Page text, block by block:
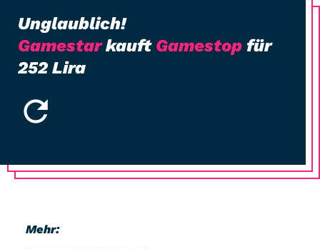
Unglaublich!
Gamestar kauft Gamestop für
252 Lira
Mehr: